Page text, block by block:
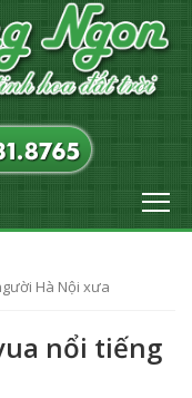
Hà Nội xưa
nổi tiếng